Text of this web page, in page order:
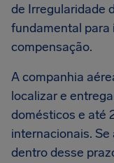
de Irregularidade
fundamental para
compensação.
A companhia
localizar e
domésticos e até
internacionais.
dentro desse